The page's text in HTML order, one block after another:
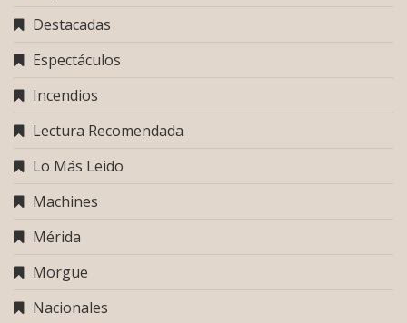
Destacadas
Espectáculos
Incendios
Lectura Recomendada
Lo Más Leido
Machines
Mérida
Morgue
Nacionales